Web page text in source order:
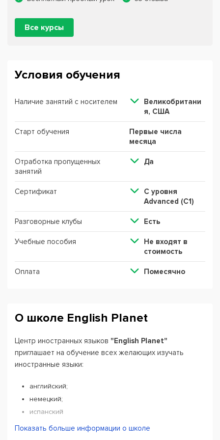
Все курсы
Условия обучения
Наличие занятий с носителем
Великобритани
я, США
Старт обучения
Первые числа
месяца
Отработка пропущенных
занятий
Да
Сертификат
C уровня
Advanced (C1)
Разговорные клубы Есть
Учебные пособия
Не входят в
стоимость
Оплата Помесячно
О школе English Planеt
Центр иностранных языков "English Planet"
приглашает на обучение всех желающих изучать
иностранные языки:
английский;
немецкий;
испанский
китайский
Показать больше информации о школе